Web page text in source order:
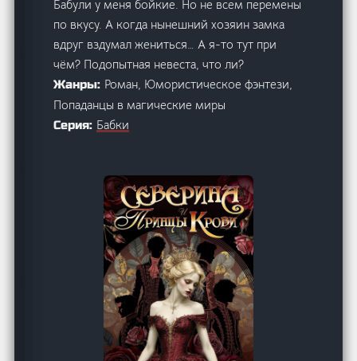
Бабули у меня бойкие. Но не всем перемены
по вкусу. А когда нынешний хозяин замка
вдруг вздумал жениться… А я-то тут при
чём? Подопытная невеста, что ли?
Жанры: Роман, Юмористическое фэнтези,
Попаданцы в магические миры
Серия: Бабки